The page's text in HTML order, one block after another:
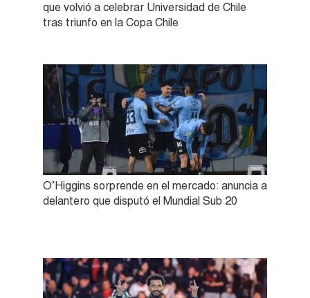
que volvió a celebrar Universidad de Chile
tras triunfo en la Copa Chile
O’Higgins sorprende en el mercado: anuncia a
delantero que disputó el Mundial Sub 20